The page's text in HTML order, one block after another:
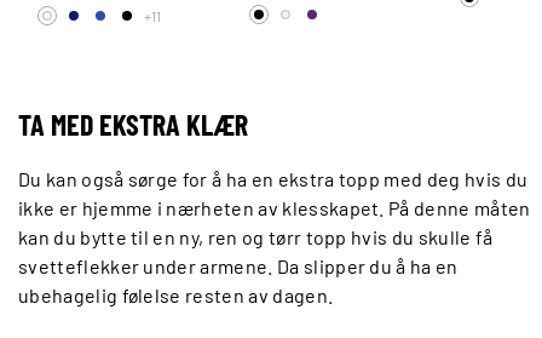
+11
TA MED EKSTRA KLÆR
Du kan også sørge for å ha en ekstra topp med deg hvis du
ikke er hjemme i nærheten av klesskapet. På denne måten
kan du bytte til en ny, ren og tørr topp hvis du skulle få
svetteflekker under armene. Da slipper du å ha en
ubehagelig følelse resten av dagen.